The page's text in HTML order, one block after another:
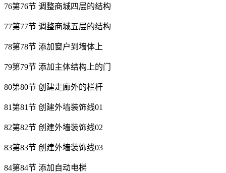
76第76节 调整商城四层的结构
77第77节 调整商城五层的结构
78第78节 添加窗户到墙体上
79第79节 添加主体结构上的门
80第80节 创建走廊外的栏杆
81第81节 创建外墙装饰线01
82第82节 创建外墙装饰线02
83第83节 创建外墙装饰线03
84第84节 添加自动电梯